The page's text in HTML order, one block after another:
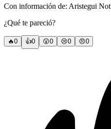
Con información de: Aristegui
¿Qué te pareció?
🔥0 👍0 😲0 😢0 😠0